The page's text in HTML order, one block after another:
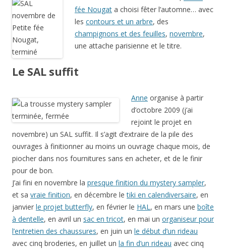
fée Nougat a choisi fêter l’automne… avec
les contours et un arbre, des
champignons et des feuilles, novembre,
une attache parisienne et le titre.
Le SAL suffit
Anne organise à partir
d’octobre 2009 (j’ai
rejoint le projet en
novembre) un SAL suffit. Il s’agit d’extraire de la pile des
ouvrages à finitionner au moins un ouvrage chaque mois, de
piocher dans nos fournitures sans en acheter, et de le finir
pour de bon.
J’ai fini en novembre la presque finition du mystery sampler,
et sa vraie finition, en décembre letiki en calendiversaire, en
janvier le projet butterfly, en février le HAL, en mars une boîte
à dentelle, en avril un sac en tricot, en mai un organiseur pour
l’entretien des chaussures, en juin un le début d’un rideau
avec cinq broderies, en juillet un la fin d’un rideau avec cinq